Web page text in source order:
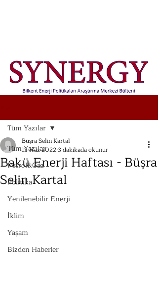
Tüm Yazılar
Petrol&Gaz
Politika
Yenilenebilir Enerji
İklim
Yaşam
Bizden Haberler
Tüm Yazılar
Bakü Enerji Haftası - Büşra
Selin Kartal
Büşra Selin Kartal
13 Haz 20223 dakikada okunur